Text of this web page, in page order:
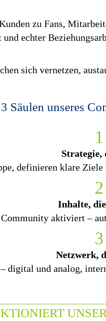
zu Fans,
echter
sich vernetzen,
3 Säulen unseres
Strategie,
definieren klare
Inhalte,
aktiviert –
Netzwerk,
digital und analog,